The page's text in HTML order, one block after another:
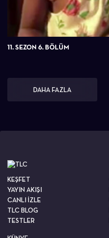
11. SEZON 6. BÖLÜM
DAHA FAZLA
KEŞFET
YAYIN AKIŞI
CANLI İZLE
TLC BLOG
TESTLER